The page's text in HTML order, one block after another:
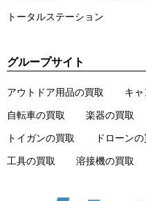
トータルステーション
グループサイト
アウトドア用品の買取 キ
自転車の買取 楽器の買取
トイガンの買取 ドローンの
工具の買取 溶接機の買取